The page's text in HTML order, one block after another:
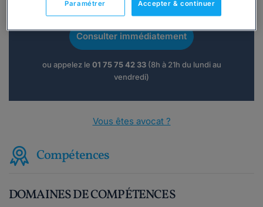
téléphone ?
Consulter immédiatement
ou appelez le 01 75 75 42 33(8h à 21h du lundi au
vendredi)
Vous êtes avocat ?
Compétences
DOMAINES DE COMPÉTENCES
Accepter & continuer
Paramétrer